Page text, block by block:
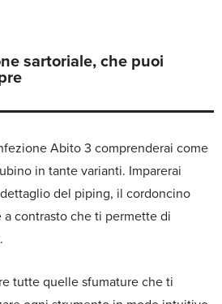
sartoriale, che puoi
Abito 3 comprenderai come
in tante varianti. Imparerai
del piping, il cordoncino
contrasto che ti permette di
tutte quelle sfumature che ti